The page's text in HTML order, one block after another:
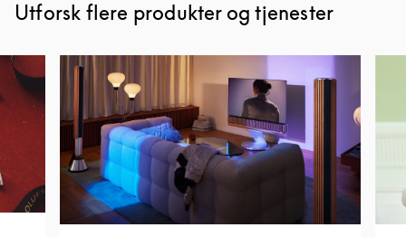
Utforsk flere produkter og tjenester